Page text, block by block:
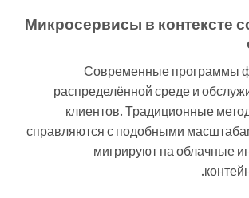
Микросервисы в контексте
Современные программы
распределённой среде и
клиентов. Традиционные
справляются с подобными
мигрируют на облачные